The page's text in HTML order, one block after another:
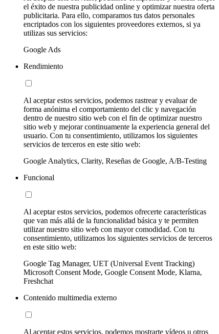
el éxito de nuestra publicidad online y optimizar nuestra oferta
publicitaria. Para ello, comparamos tus datos personales
encriptados con los siguientes proveedores externos, si ya
utilizas sus servicios:
Google Ads
Rendimiento
Al aceptar estos servicios, podemos rastrear y evaluar de
forma anónima el comportamiento del clic y navegación
dentro de nuestro sitio web con el fin de optimizar nuestro
sitio web y mejorar continuamente la experiencia general del
usuario. Con tu consentimiento, utilizamos los siguientes
servicios de terceros en este sitio web:
Google Analytics, Clarity, Reseñas de Google, A/B-Testing
Funcional
Al aceptar estos servicios, podemos ofrecerte características
que van más allá de la funcionalidad básica y te permiten
utilizar nuestro sitio web con mayor comodidad. Con tu
consentimiento, utilizamos los siguientes servicios de terceros
en este sitio web:
Google Tag Manager, UET (Universal Event Tracking)
Microsoft Consent Mode, Google Consent Mode, Klarna,
Freshchat
Contenido multimedia externo
Al aceptar estos servicios, podemos mostrarte vídeos u otros